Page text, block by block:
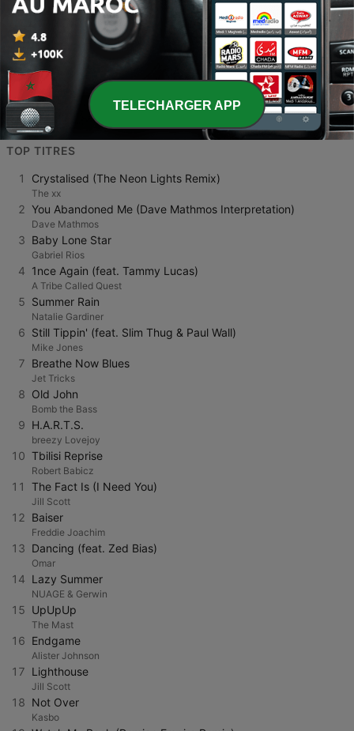
( μέντα ) Menta 88 FM
Variété 88.0 FM
TOP TITRES
1 Crystalised (The Neon Lights Remix)
The xx
2 You Abandoned Me (Dave Mathmos Interpretation)
Dave Mathmos
3 Baby Lone Star
Gabriel Rios
4 1nce Again (feat. Tammy Lucas)
A Tribe Called Quest
5 Summer Rain
Natalie Gardiner
6 Still Tippin' (feat. Slim Thug & Paul Wall)
Mike Jones
7 Breathe Now Blues
Jet Tricks
8 Old John
Bomb the Bass
9 H.A.R.T.S.
breezy Lovejoy
10 Tbilisi Reprise
Robert Babicz
11 The Fact Is (I Need You)
Jill Scott
12 Baiser
Freddie Joachim
13 Dancing (feat. Zed Bias)
Omar
14 Lazy Summer
NUAGE & Gerwin
15 UpUpUp
The Mast
16 Endgame
Alister Johnson
17 Lighthouse
Jill Scott
18 Not Over
Kasbo
TELECHARGER APP